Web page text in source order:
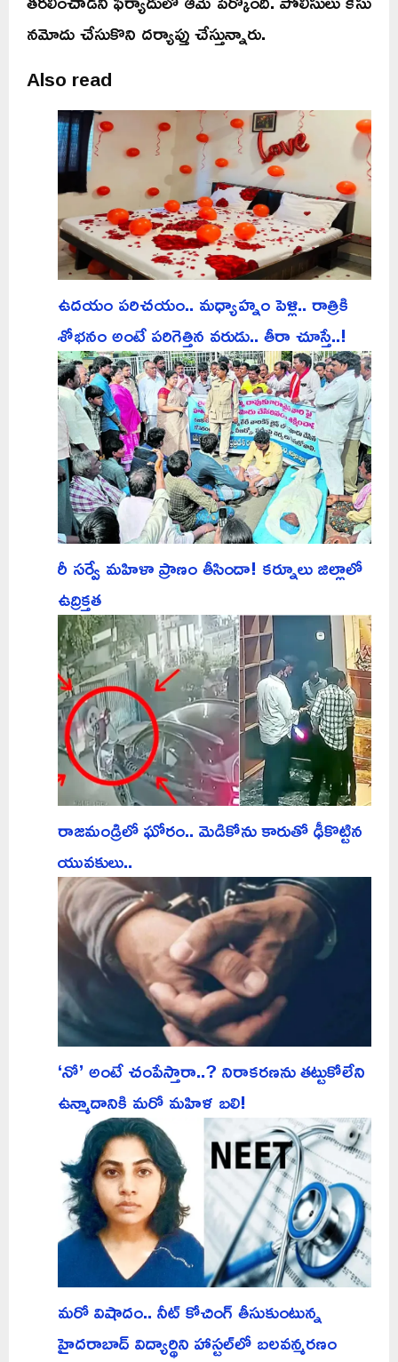
నమోదు చేసుకొని దర్యాప్తు చేస్తున్నారు.
Also read
ఉదయం పరిచయం.. మధ్యాహ్నం పెళ్లి.. రాత్రికి
శోభనం అంటే పరిగెత్తిన వరుడు.. తీరా చూస్తే..!
రీ సర్వే మహిళా ప్రాణం తీసిందా! కర్నూలు జిల్లాలో
ఉద్రిక్తత
రాజమండ్రిలో ఘోరం.. మెడికోను కారుతో ఢీకొట్టిన
యువకులు..
‘నో’ అంటే చంపేస్తారా..? నిరాకరణను తట్టుకోలేని
ఉన్మాదానికి మరో మహిళ బలి!
మరో విషాదం.. నీట్ కోచింగ్ తీసుకుంటున్న
హైదరాబాద్ విద్యార్థిని హాస్టల్‌లో బలవన్మరణం